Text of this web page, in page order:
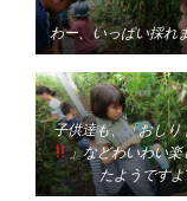
わー、いっぱい採れ
子供達も、「おしり
」などわいわい楽
たようです